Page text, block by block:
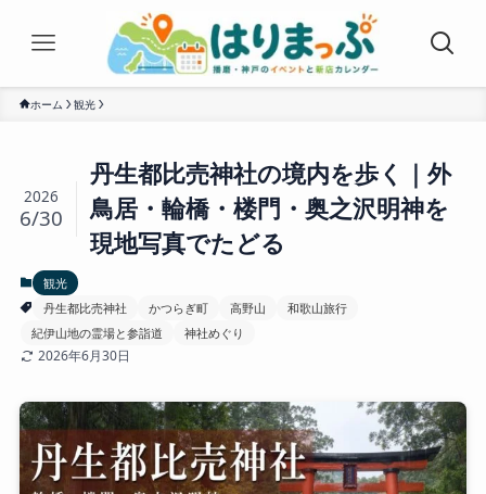
ホーム 観光
丹生都比売神社の境内を歩く｜外
鳥居・輪橋・楼門・奥之沢明神を
現地写真でたどる
2026
6/30
観光
丹生都比売神社
かつらぎ町 高野山
和歌山旅行
紀伊山地の霊場と参詣道
神社めぐり
2026年6月30日